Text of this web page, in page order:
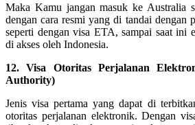
Maka Kamu jangan masuk ke Australia
dengan cara resmi yang di tandai dengan
seperti dengan visa ETA, sampai saat ini
di akses oleh Indonesia.
12. Visa Otoritas Perjalanan
Authority)
Jenis visa pertama yang dapat di
otoritas perjalanan elektronik. Dengan